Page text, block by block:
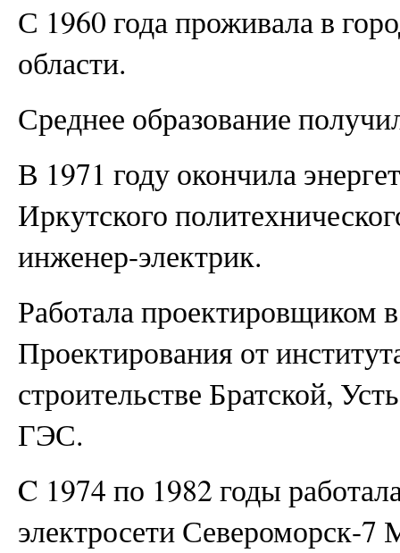
С 1960 года проживала в
области.
Среднее образование
В 1971 году окончила
Иркутского
инженер-электрик.
Работала проектировщиком
Проектирования от
строительстве Братской,
ГЭС.
C 1974 по 1982 годы
электросети Североморск-